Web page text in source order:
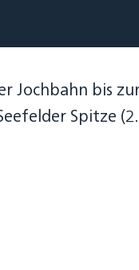
Jochbahn bis
Spitze